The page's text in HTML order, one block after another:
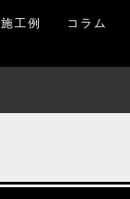
施工例 コラム